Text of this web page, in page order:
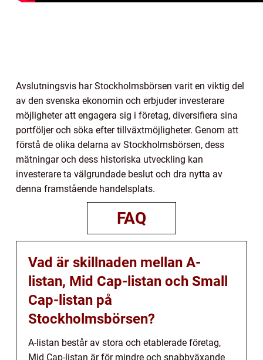
Avslutningsvis har Stockholmsbörsen varit en viktig del
av den svenska ekonomin och erbjuder investerare
möjligheter att engagera sig i företag, diversifiera sina
portföljer och söka efter tillväxtmöjligheter. Genom att
förstå de olika delarna av Stockholmsbörsen, dess
mätningar och dess historiska utveckling kan
investerare ta välgrundade beslut och dra nytta av
denna framstående handelsplats.
FAQ
Vad är skillnaden mellan A-
listan, Mid Cap-listan och Small
Cap-listan på
Stockholmsbörsen?
A-listan består av stora och etablerade företag,
Mid Cap-listan är för mindre och snabbväxande